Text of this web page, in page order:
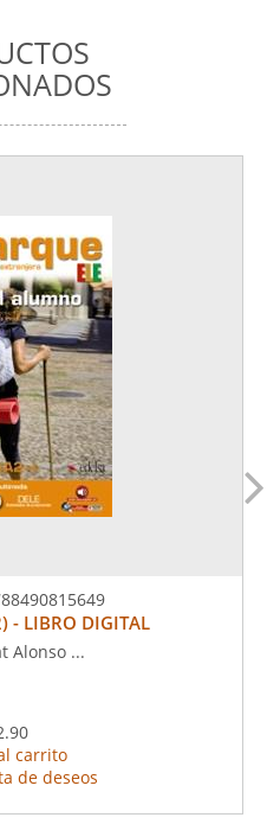
- LIBRO DIGITAL
Alonso ...
carrito
de deseos